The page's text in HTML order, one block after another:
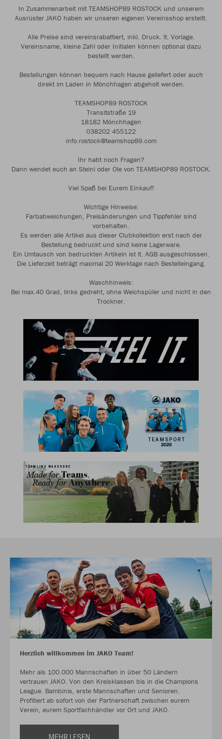
In Zusammenarbeit mit TEAMSHOP89 ROSTOCK und unserem
Ausrüster JAKO haben wir unseren eigenen Vereinsshop erstellt.
Alle Preise sind vereinsrabattiert, inkl. Druck. lt. Vorlage.
Vereinsname, kleine Zahl oder Initialen können optional dazu
bestellt werden.
Bestellungen können bequem nach Hause geliefert oder auch
direkt im Laden in Mönchhagen abgeholt werden.
TEAMSHOP89 ROSTOCK
Transitstraße 19
18182 Mönchhagen
038202 455122
info.rostock@teamshop89.com
Ihr habt noch Fragen?
Dann wendet euch an Steini oder Ole von TEAMSHOP89 ROSTOCK.
Viel Spaß bei Eurem Einkauf!
Wichtige Hinweise:
Farbabweichungen, Preisänderungen und Tippfehler sind
vorbehalten.
Es werden alle Artikel aus dieser Clubkollektion erst nach der
Bestellung bedruckt und sind keine Lagerware.
Ein Umtausch von bedruckten Artikeln ist lt. AGB ausgeschlossen.
Die Lieferzeit beträgt maximal 20 Werktage nach Bestelleingang.
Waschhinweis:
Bei max.40 Grad, links gedreht, ohne Weichspüler und nicht in den
Trockner.
Herzlich willkommen im JAKO Team!
Mehr als 100.000 Mannschaften in über 50 Ländern
vertrauen JAKO. Von den Kreisklassen bis in die Champions
League. Bambinis, erste Mannschaften und Senioren.
Profitiert ab sofort von der Partnerschaft zwischen eurem
Verein, eurem Sportfachhändler vor Ort und JAKO.
MEHR LESEN